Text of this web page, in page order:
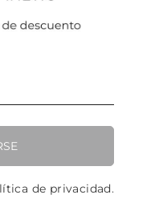
de privacidad.